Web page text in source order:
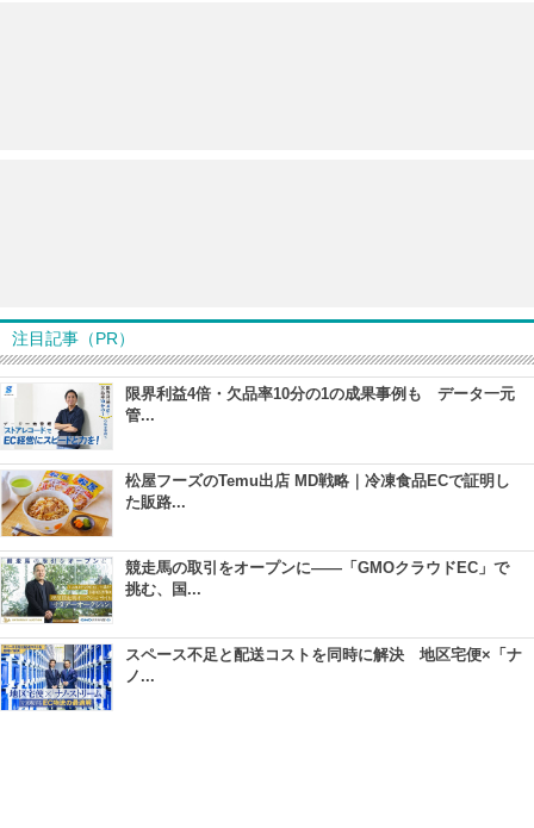
注目記事（PR）
限界利益4倍・欠品率10分の1の成果事例も データ一元
管...
松屋フーズのTemu出店 MD戦略｜冷凍食品ECで証明し
た販路...
競走馬の取引をオープンに――「GMOクラウドEC」で
挑む、国...
スペース不足と配送コストを同時に解決 地区宅便×「ナ
ノ...